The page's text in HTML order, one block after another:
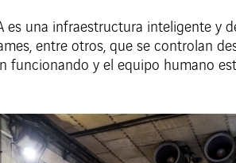
es una infraestructura inteligente y
entre otros, que se controlan
funcionando y el equipo humano